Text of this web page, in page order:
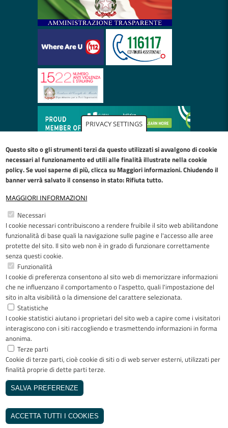
PRIVACY SETTINGS
Questo sito o gli strumenti terzi da questo utilizzati si avvalgono di cookie
necessari al funzionamento ed utili alle finalità illustrate nellacookie
policy. Se vuoi saperne di più, clicca su Maggiori informazioni. Chiudendo il
banner verrà salvato il consenso in stato: Rifiuta tutto.
MAGGIORI INFORMAZIONI
Necessari
I cookie necessari contribuiscono a rendere fruibile il sito web abilitandone
funzionalità di base quali la navigazione sulle pagine e l'accesso alle aree
protette del sito. Il sito web non è in grado di funzionare correttamente
senza questi cookie.
Funzionalità
I cookie di preferenza consentono al sito web di memorizzare informazioni
che ne influenzano il comportamento o l'aspetto, quali l'impostazione del
sito in alta visibilità o la dimensione del carattere selezionata.
Statistiche
I cookie statistici aiutano i proprietari del sito web a capire come i visitatori
interagiscono con i siti raccogliendo e trasmettendo informazioni in forma
anonima.
Terze parti
Cookie di terze parti, cioè cookie di siti o di web server esterni, utilizzati per
finalità proprie di dette parti terze.
SALVA PREFERENZE
ACCETTA TUTTI I COOKIES
Restiamo in contatto
FacebookYouTubeLinkedInInstagram
Riconoscimenti
Copyright © 2005-2023 - ASST Papa
Giovanni XXIII - Piazza OMS 1 24127
Bergamo - Tutti i diritti riservati